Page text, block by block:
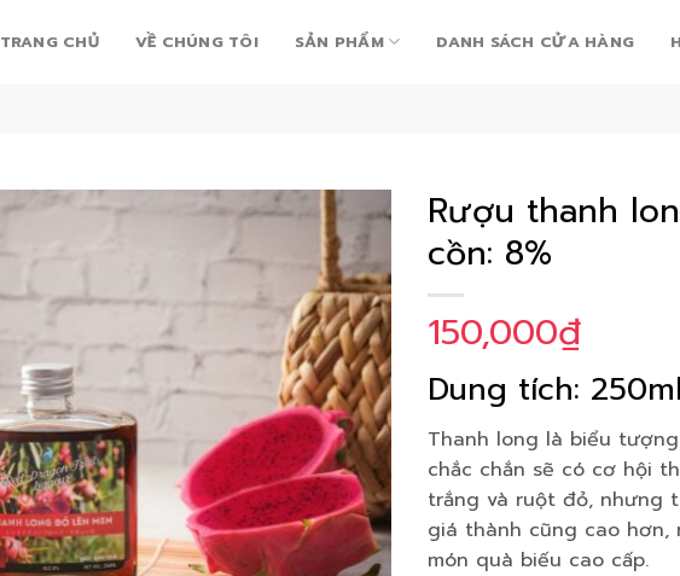
TRANG CHỦ VỀ CHÚNG TÔI SẢN PHẨM DANH SÁCH CỬA HÀNG
Add to
Wishlist
Rượu thanh
cồn: 8%
150,000₫
Dung tích:
Thanh long là biểu
chắc chắn sẽ có cơ hội
trắng và ruột đỏ, nhưng
giá thành cũng cao
món quà biếu cao cấp.